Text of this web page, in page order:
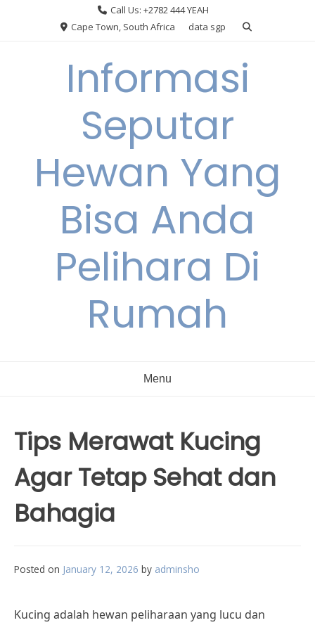
Call Us: +2782 444 YEAH
Cape Town, South Africa
data sgp
Informasi
Seputar
Hewan Yang
Bisa Anda
Pelihara Di
Rumah
Menu
Tips Merawat Kucing
Agar Tetap Sehat dan
Bahagia
Posted on January 12, 2026 by adminsho
Kucing adalah hewan peliharaan yang lucu dan